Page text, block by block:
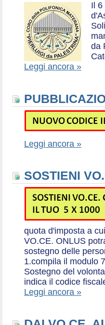
Il 6
da
Leggi ancora »
Leggi ancora »
SOSTIENI
quota d'imposta a
VO.CE. ONLUS
sostegno delle
1.compila il modulo
Sostegno del
indica il codice
Leggi ancora »